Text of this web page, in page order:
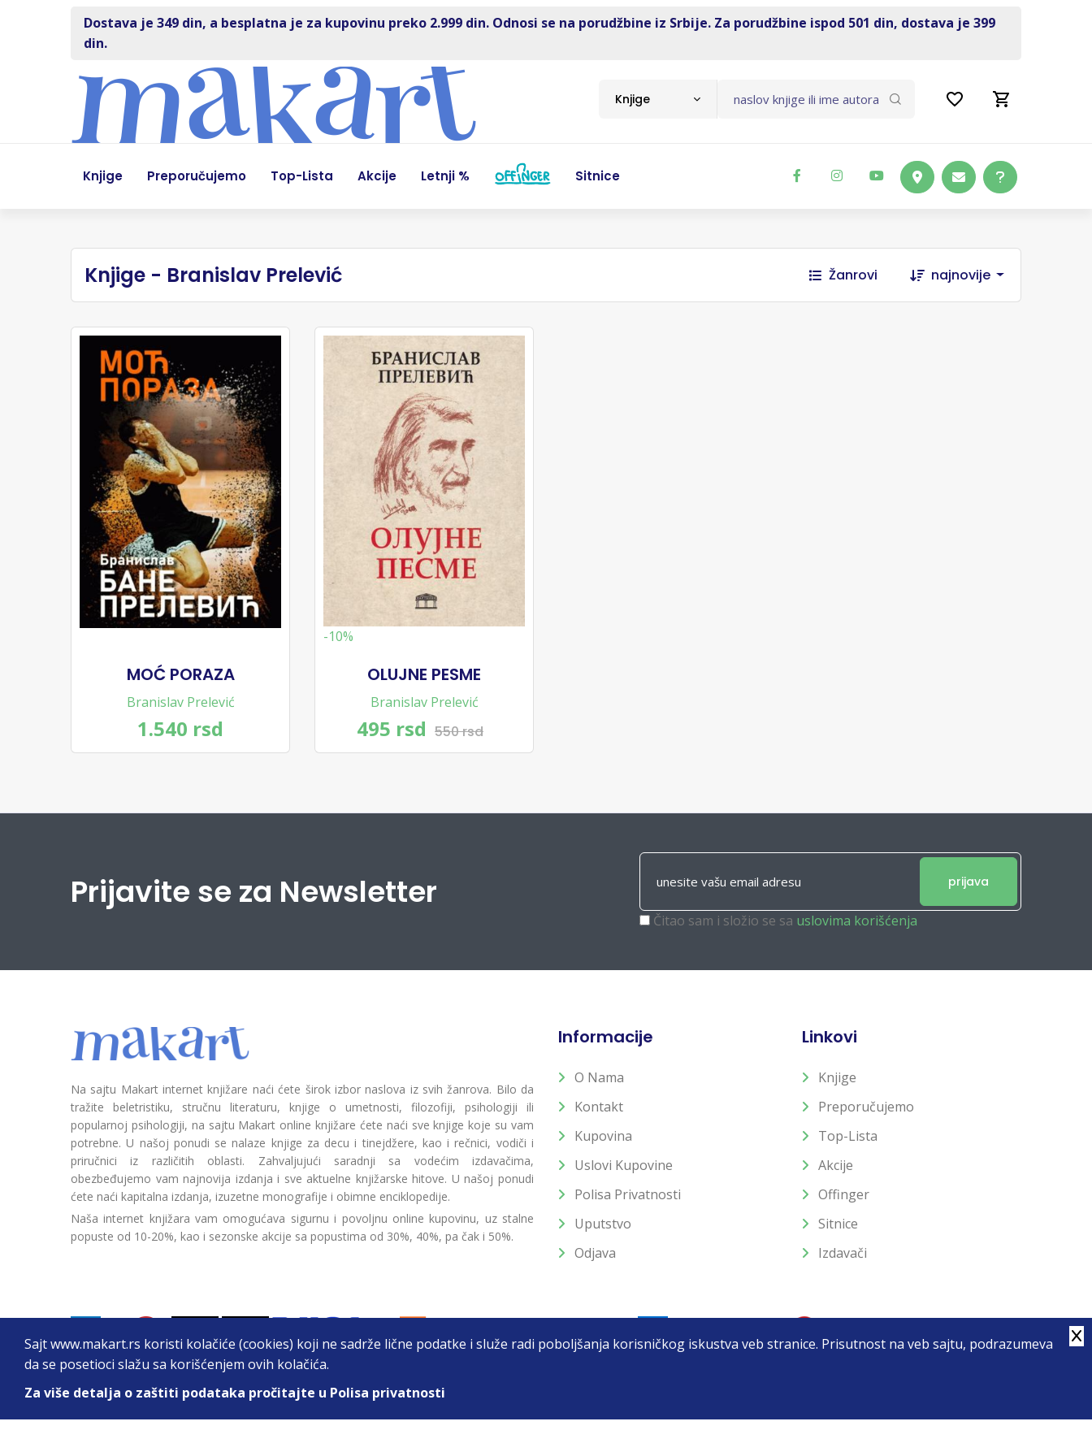
Sajt www.makart.rs koristi kolačiće (cookies) koji ne sadrže lične podatke i služe radi poboljšanja korisničkog iskustva veb stranice. Prisutnost na veb sajtu, podrazumeva
da se posetioci slažu sa korišćenjem ovih kolačića.
Za više detalja o zaštiti podataka pročitajte u Polisa privatnosti
Dostava je 349 din, a besplatna je za kupovinu preko 2.999 din. Odnosi se na porudžbine iz Srbije. Za porudžbine ispod 501 din, dostava je 399
din.
Knjige
Knjige Preporučujemo Top-Lista Akcije Letnji % Sitnice
Knjige - Branislav Prelević Žanrovi najnovije
MOĆ PORAZA
Branislav Prelević
1.540 rsd
-10%
OLUJNE PESME
Branislav Prelević
495 rsd 550 rsd
Prijavite se za Newsletter prijava
Čitao sam i složio se sa uslovima korišćenja
Na sajtu Makart internet knjižare naći ćete širok izbor naslova iz svih žanrova. Bilo da
tražite beletristiku, stručnu literaturu, knjige o umetnosti, filozofiji, psihologiji ili
popularnoj psihologiji, na sajtu Makart online knjižare ćete naći sve knjige koje su vam
potrebne. U našoj ponudi se nalaze knjige za decu i tinejdžere, kao i rečnici, vodiči i
priručnici iz različitih oblasti. Zahvaljujući saradnji sa vodećim izdavačima,
obezbeđujemo vam najnovija izdanja i sve aktuelne knjižarske hitove. U našoj ponudi
ćete naći kapitalna izdanja, izuzetne monografije i obimne enciklopedije.
Naša internet knjižara vam omogućava sigurnu i povoljnu online kupovinu, uz stalne
popuste od 10-20%, kao i sezonske akcije sa popustima od 30%, 40%, pa čak i 50%.
Informacije
O Nama
Kontakt
Kupovina
Uslovi Kupovine
Polisa Privatnosti
Uputstvo
Odjava
Linkovi
Knjige
Preporučujemo
Top-Lista
Akcije
Offinger
Sitnice
Izdavači